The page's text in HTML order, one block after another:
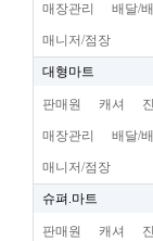
매장관리 배달/
매니저/점장
대형마트
판매원 캐셔
매장관리 배달/
매니저/점장
슈펴.마트
판매원 캐셔